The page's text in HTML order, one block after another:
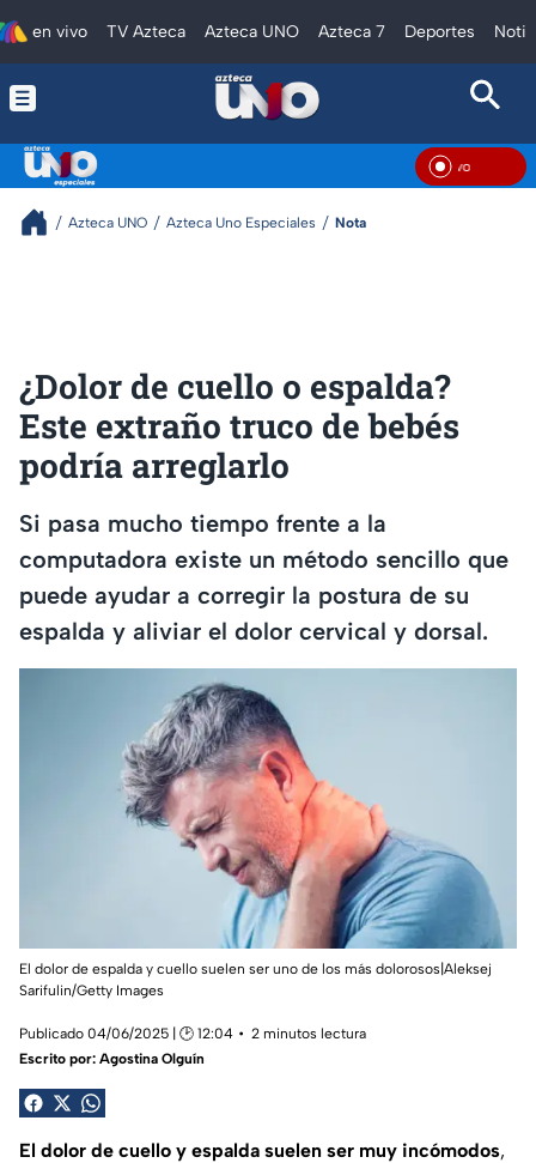
en vivo TV Azteca Azteca UNO Azteca 7 Deportes
En
Azteca UNO Azteca Uno Especiales Nota
¿Dolor de cuello o espalda?
Este extraño truco de bebés
podría arreglarlo
Si pasa mucho tiempo frente a la
computadora existe un método sencillo que
puede ayudar a corregir la postura de su
espalda y aliviar el dolor cervical y dorsal.
El dolor de espalda y cuello suelen ser uno de los más dolorosos|Aleksej
Sarifulin/Getty Images
Publicado 04/06/2025 | 🕑 12:04
2 minutos lectura
Escrito por: Agostina Olguín
El dolor de cuello y espalda suelen ser muy incómodos,